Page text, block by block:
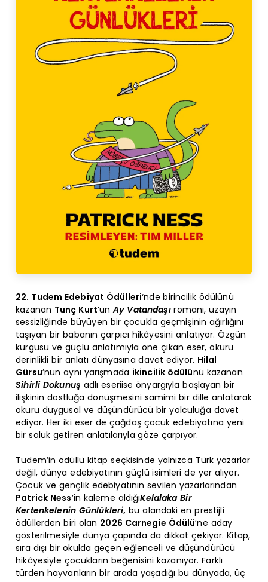
22. Tudem Edebiyat Ödülleri‘nde birincilik ödülünü
kazanan Tunç Kurt’unAy Vatandaşıromanı, uzayın
sessizliğinde büyüyen bir çocukla geçmişinin ağırlığını
taşıyan bir babanın çarpıcı hikâyesini anlatıyor. Özgün
kurgusu ve güçlü anlatımıyla öne çıkan eser, okuru
derinlikli bir anlatı dünyasına davet ediyor. Hilal
Gürsu’nun aynı yarışmada ikincilik ödülünü kazanan
Sihirli Dokunuş adlı eseriise önyargıyla başlayan bir
ilişkinin dostluğa dönüşmesini samimi bir dille anlatarak
okuru duygusal ve düşündürücü bir yolculuğa davet
ediyor. Her iki eser de çağdaş çocuk edebiyatına yeni
bir soluk getiren anlatılarıyla göze çarpıyor.
Tudem’in ödüllü kitap seçkisinde yalnızca Türk yazarlar
değil, dünya edebiyatının güçlü isimleri de yer alıyor.
Çocuk ve gençlik edebiyatının sevilen yazarlarından
Patrick Ness’in kaleme aldığıKelalaka Bir
Kertenkelenin Günlükleri, bu alandaki en prestijli
ödüllerden biri olan 2026 Carnegie Ödülü’ne aday
gösterilmesiyle dünya çapında da dikkat çekiyor. Kitap,
sıra dışı bir okulda geçen eğlenceli ve düşündürücü
hikâyesiyle çocukların beğenisini kazanıyor. Farklı
türden hayvanların bir arada yaşadığı bu dünyada, üç